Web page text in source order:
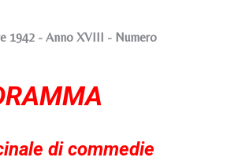
1942 - Anno XVIII - Numero
di commedie